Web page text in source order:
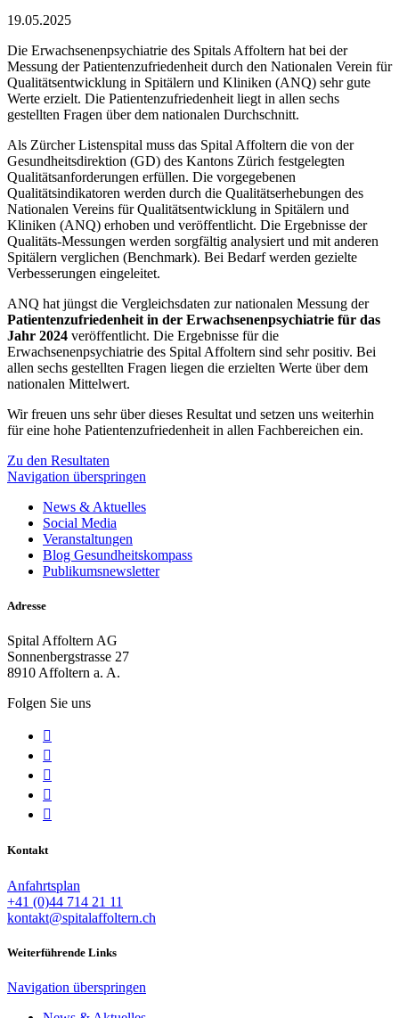
19.05.2025
Die Erwachsenenpsychiatrie des Spitals Affoltern hat bei der
Messung der Patientenzufriedenheit durch den Nationalen Verein für
Qualitätsentwicklung in Spitälern und Kliniken (ANQ) sehr gute
Werte erzielt. Die Patientenzufriedenheit liegt in allen sechs
gestellten Fragen über dem nationalen Durchschnitt.
Als Zürcher Listenspital muss das Spital Affoltern die von der
Gesundheitsdirektion (GD) des Kantons Zürich festgelegten
Qualitätsanforderungen erfüllen. Die vorgegebenen
Qualitätsindikatoren werden durch die Qualitätserhebungen des
Nationalen Vereins für Qualitätsentwicklung in Spitälern und
Kliniken (ANQ) erhoben und veröffentlicht. Die Ergebnisse der
Qualitäts-Messungen werden sorgfältig analysiert und mit anderen
Spitälern verglichen (Benchmark). Bei Bedarf werden gezielte
Verbesserungen eingeleitet.
ANQ hat jüngst die Vergleichsdaten zur nationalen Messung der
Patientenzufriedenheit in der Erwachsenenpsychiatrie für das
Jahr 2024 veröffentlicht. Die Ergebnisse für die
Erwachsenenpsychiatrie des Spital Affoltern sind sehr positiv. Bei
allen sechs gestellten Fragen liegen die erzielten Werte über dem
nationalen Mittelwert.
Wir freuen uns sehr über dieses Resultat und setzen uns weiterhin
für eine hohe Patientenzufriedenheit in allen Fachbereichen ein.
Zu den Resultaten
Navigation überspringen
News & Aktuelles
Social Media
Veranstaltungen
Blog Gesundheitskompass
Publikumsnewsletter
Adresse
Spital Affoltern AG
Sonnenbergstrasse 27
8910 Affoltern a. A.
Folgen Sie uns





Kontakt
Anfahrtsplan
+41 (0)44 714 21 11
kontakt@spitalaffoltern.ch
Weiterführende Links
Navigation überspringen